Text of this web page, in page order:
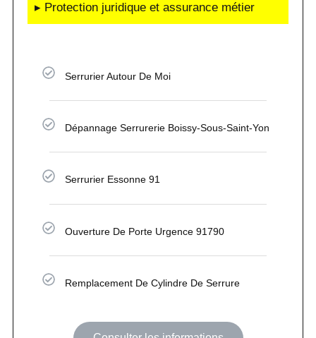
▸ Protection juridique et assurance métier
Serrurier Autour De Moi
Dépannage Serrurerie Boissy-Sous-Saint-Yon
Serrurier Essonne 91
Ouverture De Porte Urgence 91790
Remplacement De Cylindre De Serrure